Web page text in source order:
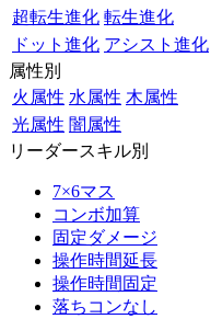
超転生進化 転生進化
ドット進化 アシスト進化
属性別
火属性 水属性 木属性
光属性 闇属性
リーダースキル別
7×6マス
コンボ加算
固定ダメージ
操作時間延長
操作時間固定
落ちコンなし